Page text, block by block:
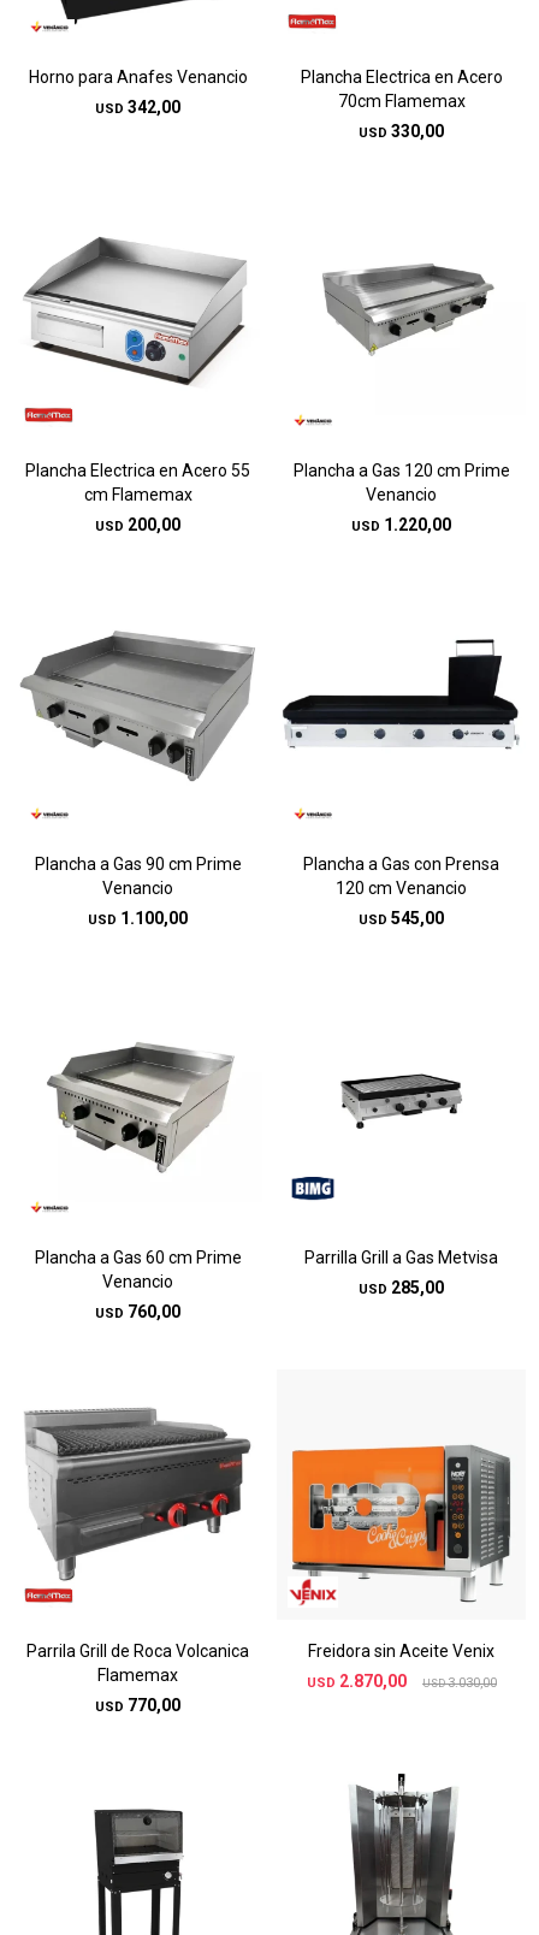
Horno para Anafes Venancio
USD 342,00
Plancha Electrica en Acero
70cm Flamemax
USD 330,00
Plancha Electrica en Acero 55
cm Flamemax
USD 200,00
Plancha a Gas 120 cm Prime
Venancio
USD 1.220,00
Plancha a Gas 90 cm Prime
Venancio
USD 1.100,00
Plancha a Gas con Prensa
120 cm Venancio
USD 545,00
Plancha a Gas 60 cm Prime
Venancio
USD 760,00
Parrilla Grill a Gas Metvisa
USD 285,00
Parrila Grill de Roca Volcanica
Flamemax
USD 770,00
Freidora sin Aceite Venix
USD 2.870,00 USD 3.030,00